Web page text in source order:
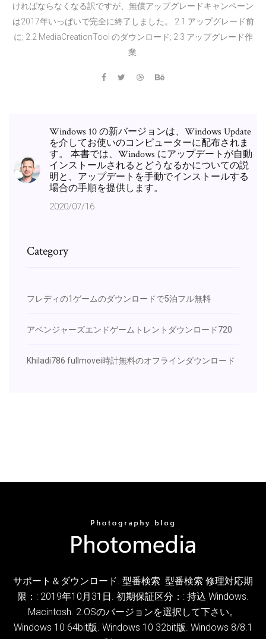
ければならなくなる訳ですが、無償アップグレードキャンペーン
は2017年いっぱいで完全に終了しました。 2.1 アップグレード前
に; 2.2 MediaCreationTool のダウンロード; 2.3 アップグレード作
業.
Windows 10 の新バージョンは、Windows Update
を介してお使いのコンピューターに配布されま
す。 本書では、Windows にアップデートが自動
インストールされるとどうなるかについての説
明と、アップデートを手動でインストールする
場合の手順を提供します。
2020/07/16
Category
フレディの1ゲームのダウンロードで5泊フル無料
アベンジャーズエンドゲームトレントダウンロード720
Khiladi786 fullmovei時計無料のオフラインダウンロード
サポート＆ダウンロード. 型番検索. 型番検索 修理対応期
限：: 2019年10月31日. 初期保証区分：: 持込 Windows.
Macintosh. 2.OSのバージョンを選択して下さい。
Windows 10 64bit版. Windows 10 32bit版. Windows 8/8.1